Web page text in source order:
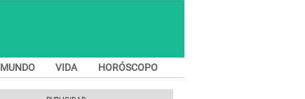
MUNDO VIDA HORÓSCOPO